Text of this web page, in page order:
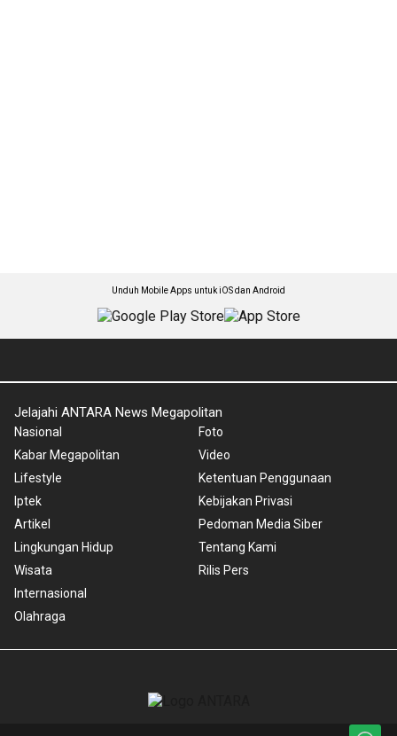
Unduh Mobile Apps untuk iOS dan Android
Jelajahi ANTARA News Megapolitan
Nasional
Kabar Megapolitan
Lifestyle
Iptek
Artikel
Lingkungan Hidup
Wisata
Internasional
Olahraga
Foto
Video
Ketentuan Penggunaan
Kebijakan Privasi
Pedoman Media Siber
Tentang Kami
Rilis Pers